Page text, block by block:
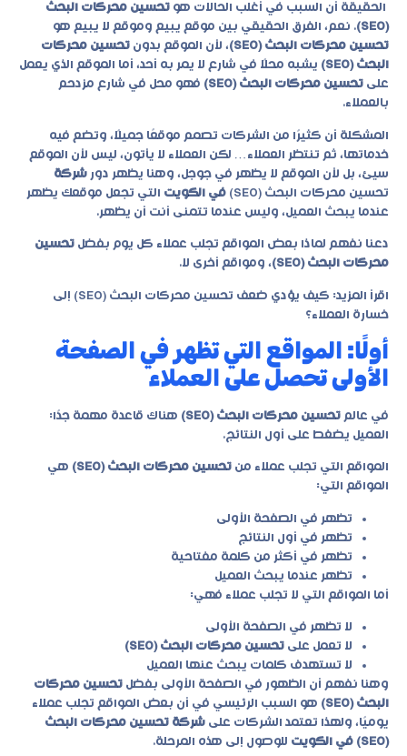
الحقيقة أن السبب في أغلب الحالات هو تحسين محركات البحث
(SEO)
. نعم، الفرق الحقيقي بين موقع يبيع وموقع لا يبيع هو
تحسين محركات البحث (SEO)
، لأن الموقع بدون تحسين محركات
البحث (SEO)
يشبه محلًا في شارع لا يمر به أحد، أما الموقع الذي يعمل
على تحسين محركات البحث (SEO)
فهو محل في شارع مزدحم
بالعملاء.
المشكلة أن كثيرًا من الشركات تصمم موقعًا جميلًا، وتضع فيه
خدماتها، ثم تنتظر العملاء… لكن العملاء لا يأتون، ليس لأن الموقع
سيئ، بل لأن الموقع لا يظهر في جوجل، وهنا يظهر دور شركة
تحسين محركات البحث (SEO)
في الكويت التي تجعل موقعك يظهر
عندما يبحث العميل، وليس عندما تتمنى أنت أن يظهر.
دعنا نفهم لماذا بعض المواقع تجلب عملاء كل يوم بفضل تحسين
محركات البحث (SEO)
، ومواقع أخرى لا.
اقرأ المزيد:
كيف يؤدي ضعف تحسين محركات البحث (SEO) إلى
خسارة العملاء؟
أولًا: المواقع التي تظهر في الصفحة
الأولى تحصل على العملاء
في عالم تحسين محركات البحث (SEO)
هناك قاعدة مهمة جدًا:
العميل يضغط على أول النتائج.
المواقع التي تجلب عملاء من تحسين محركات البحث (SEO)
هي
المواقع التي:
تظهر في الصفحة الأولى
تظهر في أول النتائج
تظهر في أكثر من كلمة مفتاحية
تظهر عندما يبحث العميل
أما المواقع التي لا تجلب عملاء فهي:
لا تظهر في الصفحة الأولى
لا تعمل على تحسين محركات البحث (SEO)
لا تستهدف كلمات يبحث عنها العميل
وهنا نفهم أن الظهور في الصفحة الأولى بفضل تحسين محركات
البحث (SEO)
هو السبب الرئيسي في أن بعض المواقع تجلب عملاء
يوميًا، ولهذا تعتمد الشركات على شركة تحسين محركات البحث
(SEO) في الكويت
للوصول إلى هذه المرحلة.